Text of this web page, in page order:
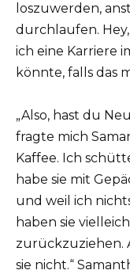
loszuwerden,
durchlaufen.
ich eine Karriere
könnte, falls das
„Also, hast du
fragte mich
Kaffee. Ich
habe sie mit
und weil ich
haben sie
zurückzuziehen.
sie nicht.“